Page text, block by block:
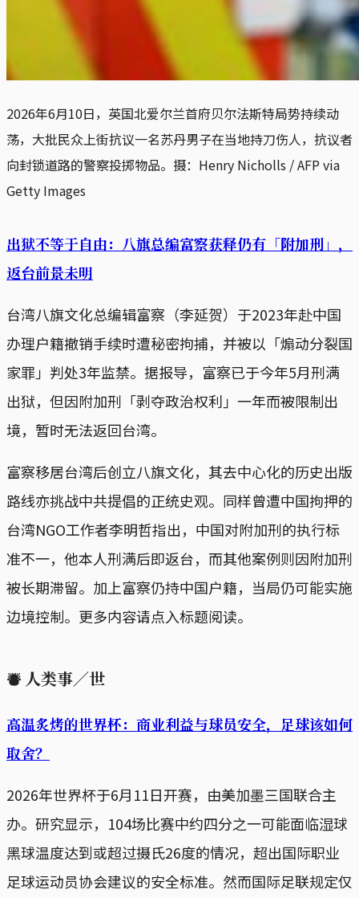
2026年6月10日，英国北爱尔兰首府贝尔法斯特局势持续动
荡，大批民众上街抗议一名苏丹男子在当地持刀伤人，抗议者
向封锁道路的警察投掷物品。摄：Henry Nicholls / AFP via
Getty Images
出狱不等于自由：八旗总编富察获释仍有「附加刑」，
返台前景未明
台湾八旗文化总编辑富察（李延贺）于2023年赴中国
办理户籍撤销手续时遭秘密拘捕，并被以「煽动分裂国
家罪」判处3年监禁。据报导，富察已于今年5月刑满
出狱，但因附加刑「剥夺政治权利」一年而被限制出
境，暂时无法返回台湾。
富察移居台湾后创立八旗文化，其去中心化的历史出版
路线亦挑战中共提倡的正统史观。同样曾遭中国拘押的
台湾NGO工作者李明哲指出，中国对附加刑的执行标
准不一，他本人刑满后即返台，而其他案例则因附加刑
被长期滞留。加上富察仍持中国户籍，当局仍可能实施
边境控制。更多内容请点入标题阅读。
⛇ 人类事／世
高温炙烤的世界杯：商业利益与球员安全，足球该如何
取舍？
2026年世界杯于6月11日开赛，由美加墨三国联合主
办。研究显示，104场比赛中约四分之一可能面临湿球
黑球温度达到或超过摄氏26度的情况，超出国际职业
足球运动员协会建议的安全标准。然而国际足联规定仅